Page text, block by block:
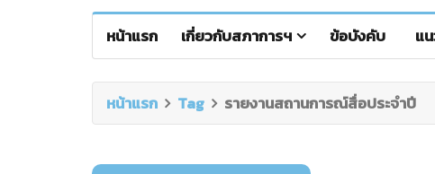
หน้าแรก เกี่ยวกับสภาการฯ ข้อบังคับ แ
หน้าแรก Tag รายงานสถานการณ์สื่อประจำปี